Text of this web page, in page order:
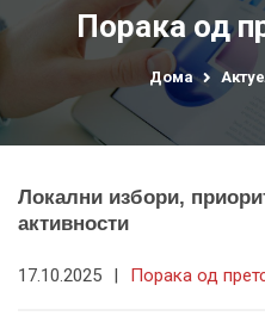
Порака од
Дома
Локални избори,
активности
17.10.2025 | Порака од